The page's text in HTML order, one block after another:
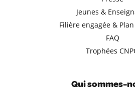
Jeunes &
Filière engagée &
FAQ
Trophées
Qui sommes-